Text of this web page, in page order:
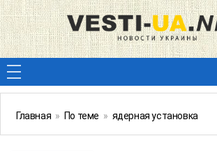
Главная » По теме » ядерная установка